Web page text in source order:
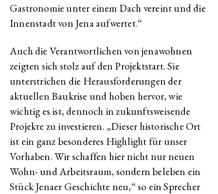
Gastronomie unter einem Dach vereint und die
Innenstadt von Jena aufwertet.“
Auch die Verantwortlichen von jenawohnen
zeigten sich stolz auf den Projektstart. Sie
unterstrichen die Herausforderungen der
aktuellen Baukrise und hoben hervor, wie
wichtig es ist, dennoch in zukunftsweisende
Projekte zu investieren. „Dieser historische Ort
ist ein ganz besonderes Highlight für unser
Vorhaben. Wir schaffen hier nicht nur neuen
Wohn- und Arbeitsraum, sondern beleben ein
Stück Jenaer Geschichte neu,“ so ein Sprecher